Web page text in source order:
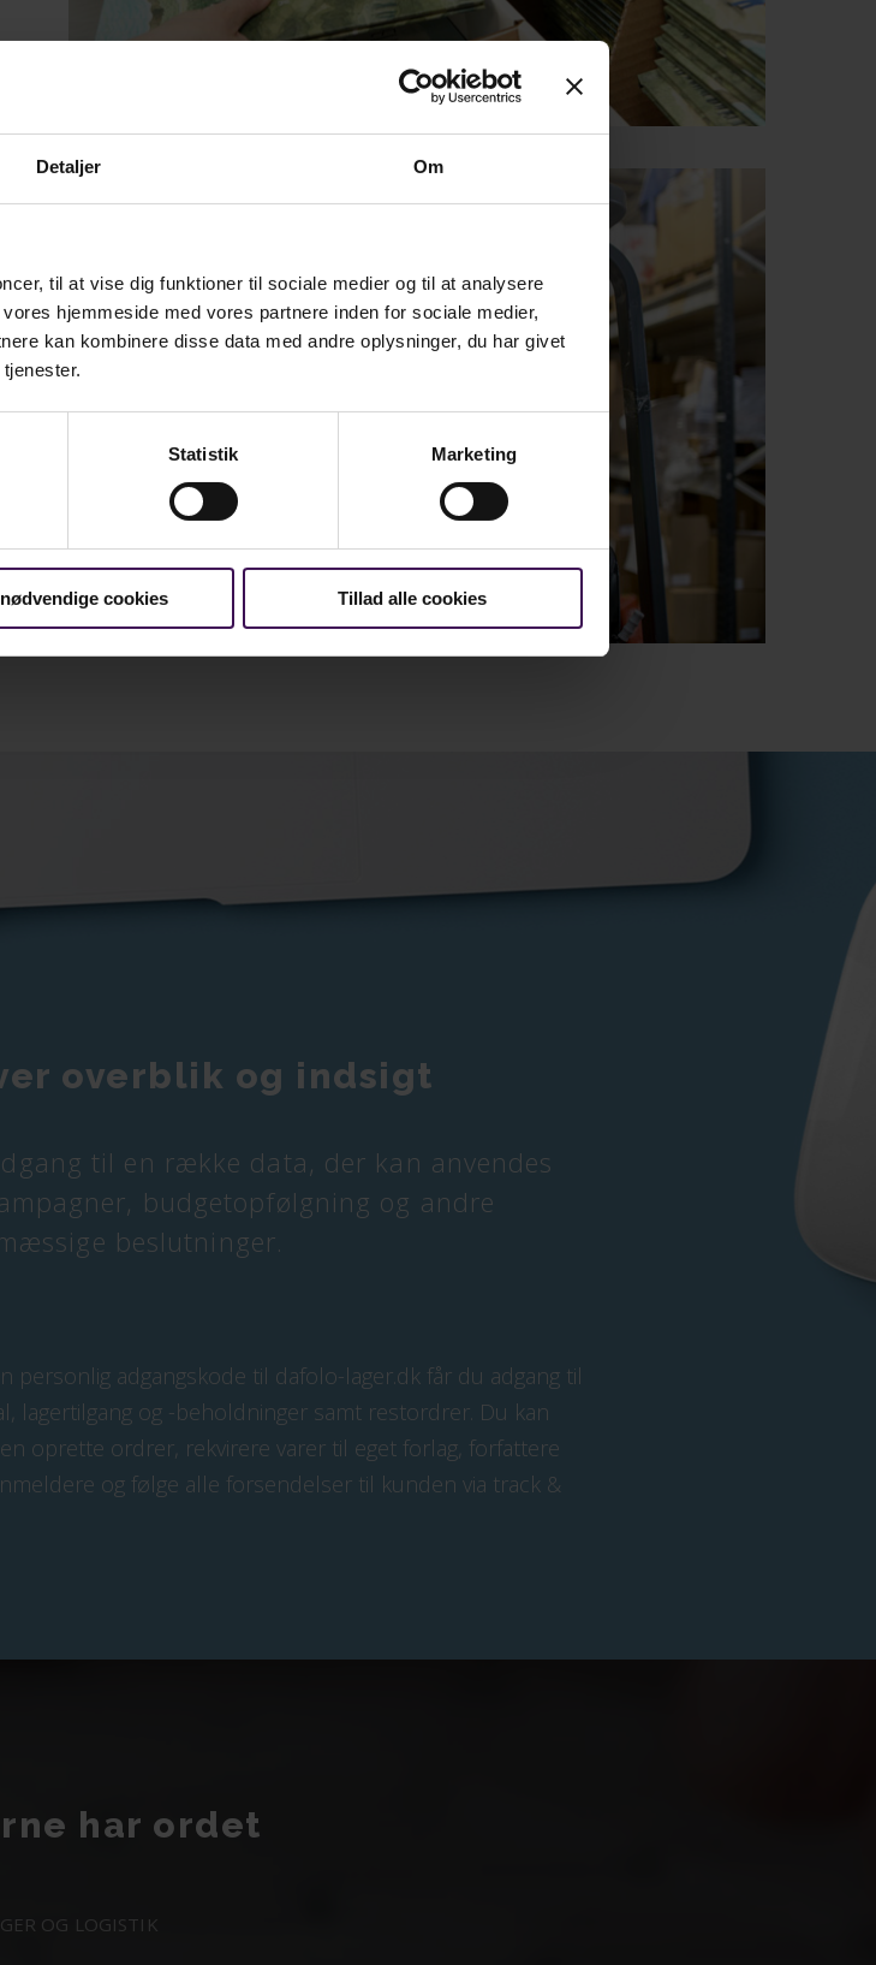
Detaljer Om
til at vise dig funktioner til sociale medier og til at analysere
hjemmeside med vores partnere inden for sociale medier,
kan kombinere disse data med andre oplysninger, du har givet
Statistik Marketing
cookies Tillad alle cookies
overblik og indsigt
til en række data, der kan anvendes
budgetopfølgning og andre
beslutninger.
personlig adgangskode til dafolo-lager.dk får du adgang til
lagertilgang og -beholdninger samt restordrer. Du kan
oprette ordrer, rekvirere varer til eget forlag, forfattere
og følge alle forsendelser til kunden via track &
har ordet
OG LOGISTIK